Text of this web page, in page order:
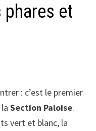
et
: c’est le premier
Section Paloise.
vert et blanc, la